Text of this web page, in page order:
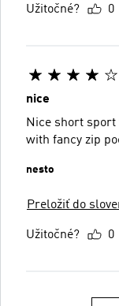
Užitočné? 0
nice
Nice short
with fancy zip
nesto
Preložiť do
Užitočné? 0